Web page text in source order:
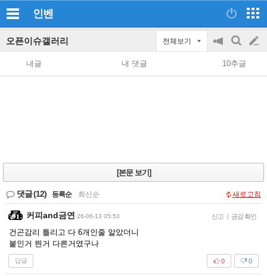
인벤
오픈이슈갤러리 전체보기
공
지
on/off
검
색
글
쓰
내글 내 댓글 10추글
[본문 보기]
댓글(12) 등록순 최신순 새로고침
커피and금연 26-06-13 05:53 신고 | 공감 확인
건곤감리 틀리고 다 6개인줄 알았더니
붙인거 띈거 다른거였구나
답글 0
0